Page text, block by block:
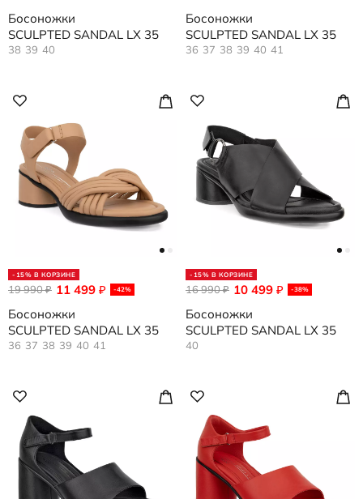
Босоножки
SCULPTED SANDAL LX 35
38 39 40
Босоножки
SCULPTED SANDAL LX 35
36 37 38 39 40 41
-15% В КОРЗИНЕ
11 499 ₽ -42%
19 990₽
Босоножки
SCULPTED SANDAL LX 35
36 37 38 39 40 41
-15% В КОРЗИНЕ
10 499 ₽ -38%
16 990₽
Босоножки
SCULPTED SANDAL LX 35
40